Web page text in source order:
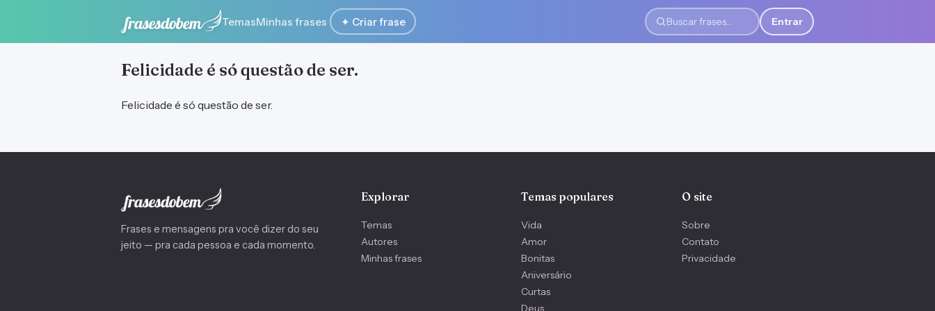
TemasMinhas frases ✦ Criar frase
Buscar frases
Entrar
Felicidade é só questão de ser.
Felicidade é só questão de ser.
Frases e mensagens pra você dizer do seu
jeito — pra cada pessoa e cada momento.
Explorar
Temas
Autores
Minhas frases
Temas populares
Vida
Amor
Bonitas
Aniversário
Curtas
Deus
O site
Sobre
Contato
Privacidade